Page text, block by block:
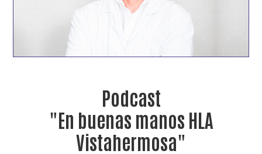
Podcast
"En buenas manos HLA
Vistahermosa"